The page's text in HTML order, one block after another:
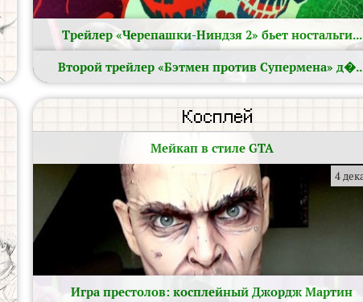
Трейлер «Черепашки-Ниндзя 2» бьет ностальги...
10
Второй трейлер «Бэтмен против Супермена»
3
Косплей
Мейкап в стиле GTA
4
Игра престолов: косплейный Джордж Мартин